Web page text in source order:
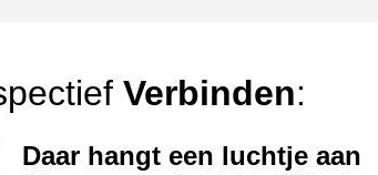
Verbinden:
Daar hangt een luchtje aan